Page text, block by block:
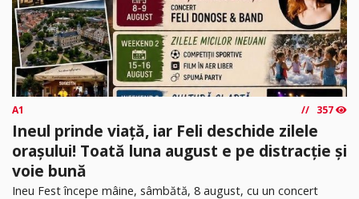
A1 357
Ineul prinde viață, iar Feli deschide zilele
orașului! Toată luna august e pe distracție și
voie bună
Ineu Fest începe mâine, sâmbătă, 8 august, cu un concert